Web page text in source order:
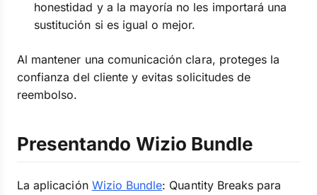
honestidad y a la mayoría no les importará una
sustitución si es igual o mejor.
Al mantener una comunicación clara, proteges la
confianza del cliente y evitas solicitudes de
reembolso.
Presentando Wizio Bundle
La aplicación Wizio Bundle: Quantity Breaks para